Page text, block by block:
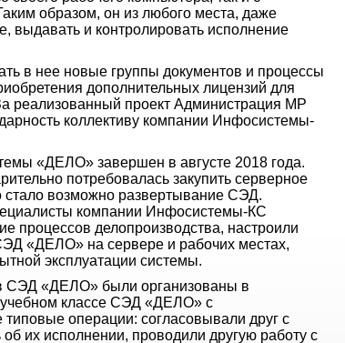
образом, он из любого места, даже
выдавать и контролировать исполнение
в нее новые группы документов и процессы
дополнительных лицензий для
реализованный проект Администрация МР
коллективу компании Инфосистемы-
«ДЕЛО» завершен в августе 2018 года.
потребовалась закупить серверное
стало возможно развертывание СЭД.
компании Инфосистемы-КС
процессов делопроизводства, настроили
«ДЕЛО» на сервере и рабочих местах,
эксплуатации системы.
в СЭД «ДЕЛО» были организованы в
учебном классе СЭД «ДЕЛО» с
операции: согласовывали друг с
их исполнении, проводили другую работу с